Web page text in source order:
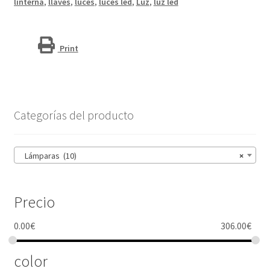
Print
Categorías del producto
×
Lámparas (10)
Precio
0.00€ 306.00€
color